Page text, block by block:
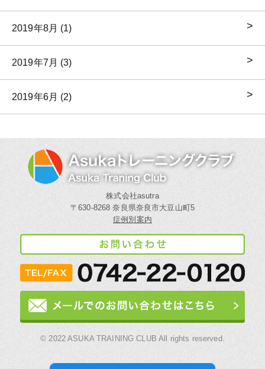
2019年8月 (1)
2019年7月 (3)
2019年6月 (2)
株式会社asutra
〒630-8268 奈良県奈良市大豆山町5
症例別案内
© 2022 ASUKA TRAINING CLUB All rights reserved.